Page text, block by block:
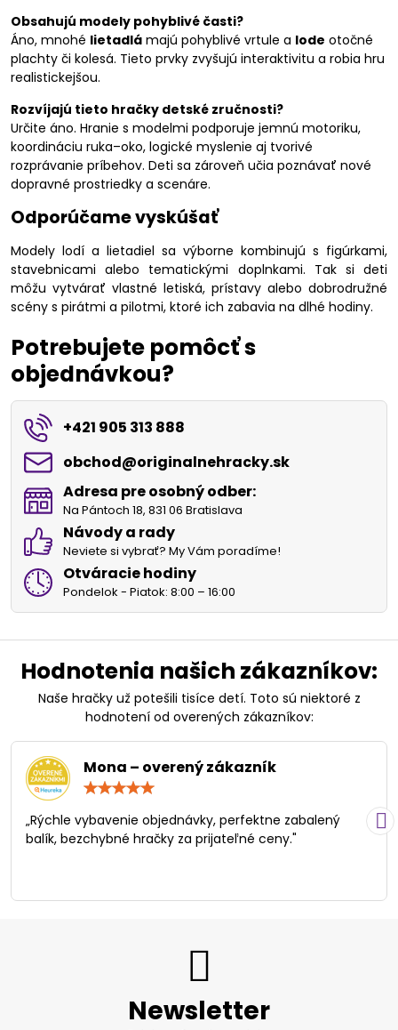
Obsahujú modely pohyblivé časti?
Áno, mnohé lietadlá majú pohyblivé vrtule a lode otočné
plachty či kolesá. Tieto prvky zvyšujú interaktivitu a robia hru
realistickejšou.
Rozvíjajú tieto hračky detské zručnosti?
Určite áno. Hranie s modelmi podporuje jemnú motoriku,
koordináciu ruka–oko, logické myslenie aj tvorivé
rozprávanie príbehov. Deti sa zároveň učia poznávať nové
dopravné prostriedky a scenáre.
Odporúčame vyskúšať
Modely lodí a lietadiel sa výborne kombinujú s figúrkami,
stavebnicami alebo tematickými doplnkami. Tak si deti
môžu vytvárať vlastné letiská, prístavy alebo dobrodružné
scény s pirátmi a pilotmi, ktoré ich zabavia na dlhé hodiny.
Potrebujete pomôcť s
objednávkou?
+421 905 313 888
obchod​@originalnehracky​.sk
Adresa pre osobný odber:
Na Pántoch 18, 831 06 Bratislava
Návody a rady
Neviete si vybrať? My Vám poradíme!
Otváracie hodiny
Pondelok - Piatok: 8:00 – 16:00
Hodnotenia našich zákazníkov:
Naše hračky už potešili tisíce detí. Toto sú niektoré z
hodnotení od overených zákazníkov:
Mona – overený zákazník
/
5
„Rýchle vybavenie objednávky, perfektne zabalený
balík, bezchybné hračky za prijateľné ceny."
Newsletter